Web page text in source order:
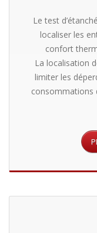
Le test
localiser les
confort
La localisation
limiter les
consommations